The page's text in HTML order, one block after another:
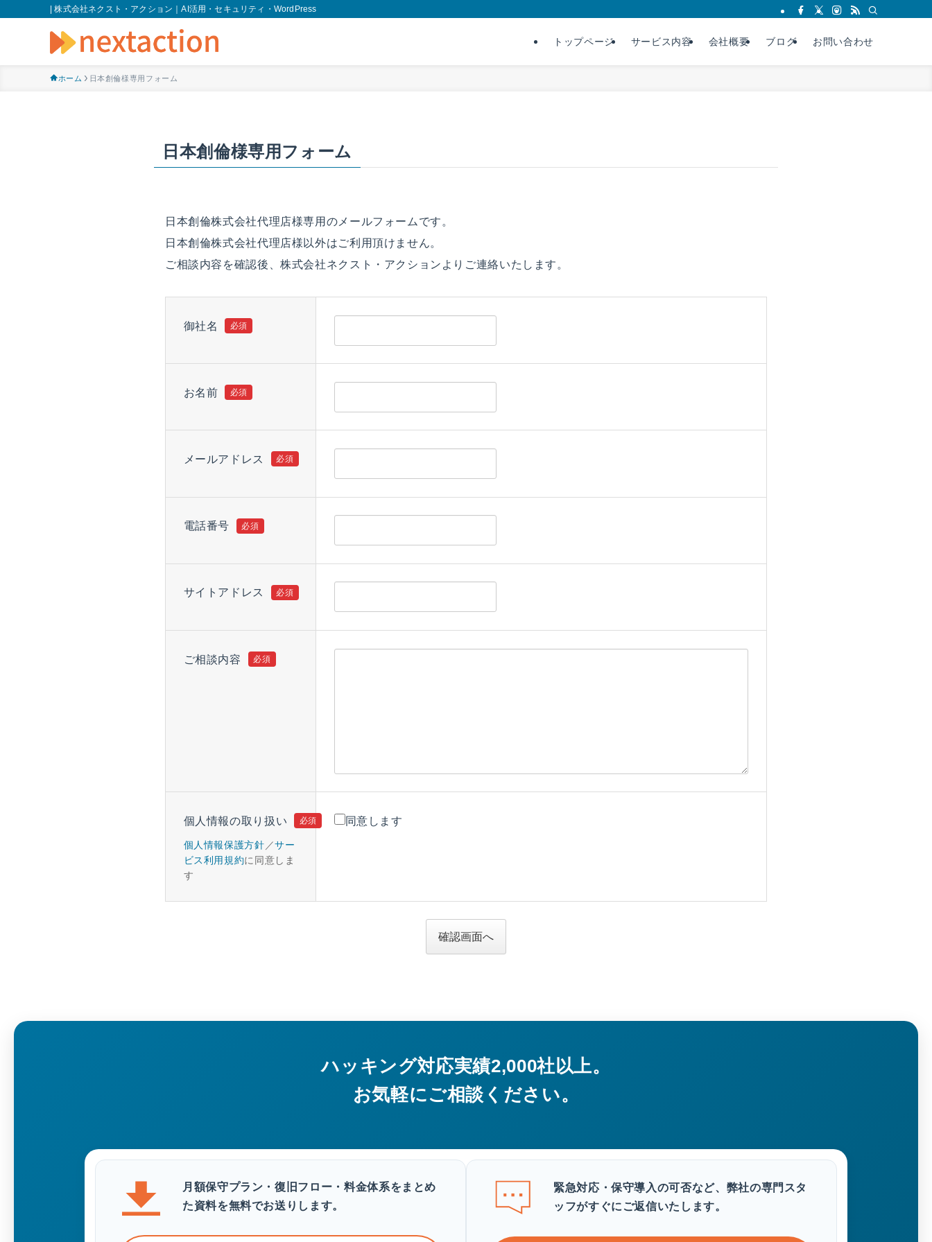
| 株式会社ネクスト・アクション｜AI活用・セキュリティ・WordPress
トップページ サービス内容 会社概要 ブログ お問い合わせ
ホーム 日本創倫様専用フォーム
日本創倫様専用フォーム
日本創倫株式会社代理店様専用のメールフォームです。
日本創倫株式会社代理店様以外はご利用頂けません。
ご相談内容を確認後、株式会社ネクスト・アクションよりご連絡いたします。
御社名
お名前
メールアドレス
電話番号
サイトアドレス
ご相談内容
個人情報の取り扱い
個人情報保護方針／サー
ビス利用規約に同意しま
す
同意します
確認画面へ
ハッキング対応実績2,000社以上。
お気軽にご相談ください。
月額保守プラン・復旧フロー・料金体系をまとめ
た資料を無料でお送りします。
緊急対応・保守導入の可否など、弊社の専門スタ
ッフがすぐにご返信いたします。